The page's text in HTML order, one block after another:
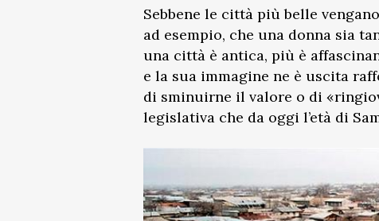
Sebbene le città più belle
ad esempio, che una donna sia
una città è antica, più è
e la sua immagine ne è uscita
di sminuirne il valore o di
legislativa che da oggi l’età di